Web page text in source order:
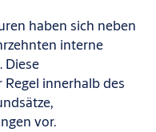
haben sich neben
interne
Diese
innerhalb des
vor.